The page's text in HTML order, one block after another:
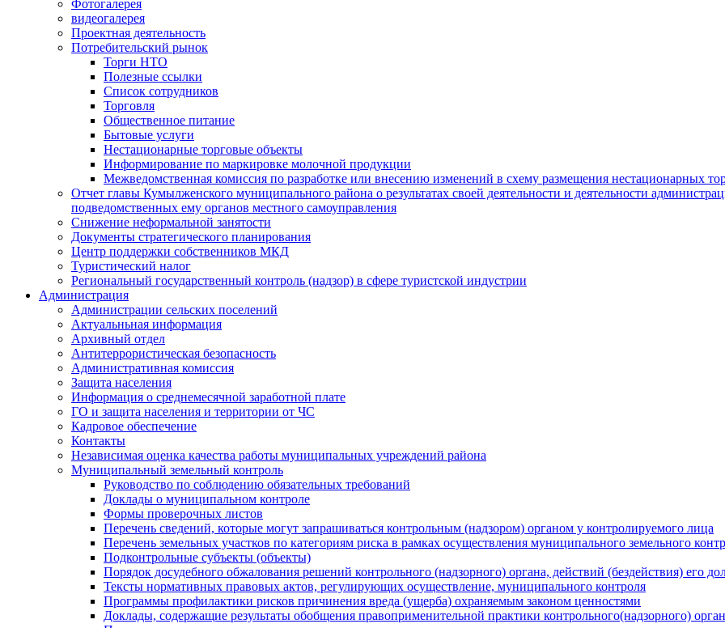
Фотогалерея
видеогалерея
Проектная деятельность
Потребительский рынок
Торги НТО
Полезные ссылки
Список сотрудников
Торговля
Общественное питание
Бытовые услуги
Нестационарные торговые объекты
Информирование по маркировке молочной продукции
Межведомственная комиссия по разработке или внесению изменений в схему размещения нестационарных
Отчет главы Кумылженского муниципального района о результатах своей деятельности и деятельности
подведомственных ему органов местного самоуправления
Снижение неформальной занятости
Документы стратегического планирования
Центр поддержки собственников МКД
Туристический налог
Региональный государственный контроль (надзор) в сфере туристской индустрии
Администрация
Администрации сельских поселений
Актуальньная информация
Архивный отдел
Антитеррористическая безопасность
Административная комиссия
Защита населения
Информация о среднемесячной заработной плате
ГО и защита населения и территории от ЧС
Кадровое обеспечение
Контакты
Независимая оценка качества работы муниципальных учреждений района
Муниципальный земельный контроль
Руководство по соблюдению обязательных требований
Доклады о муниципальном контроле
Формы проверочных листов
Перечень сведений, которые могут запрашиваться контрольным (надзором) органом у контролируемого лица
Перечень земельных участков по категориям риска в рамках осуществления муниципального земельного
Подконтрольные субъекты (объекты)
Порядок досудебного обжалования решений контрольного (надзорного) органа, действий (бездействия) его
Тексты нормативных правовых актов, регулирующих осуществление, муниципального контроля
Программы профилактики рисков причинения вреда (ущерба) охраняемым законом ценностями
Доклады, содержащие результаты обобщения правоприменительной практики контрольного(надзорного)